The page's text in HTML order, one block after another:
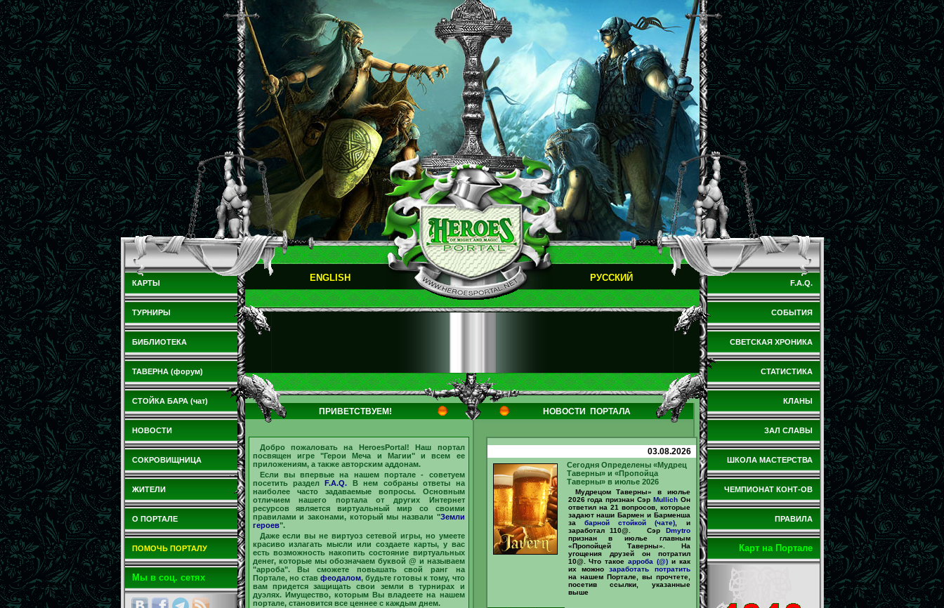
КАРТЫ
ТУРНИРЫ
БИБЛИОТЕКА
ТАВЕРНА (форум)
СТОЙКА БАРА (чат)
НОВОСТИ
СОКРОВИЩНИЦА
ЖИТЕЛИ
О ПОРТАЛЕ
ПОМОЧЬ ПОРТАЛУ
Мы в соц. сетях
ENGLISH РУССКИЙ
ПРИВЕТСТВУЕМ! НОВОСТИ ПОРТАЛА
Добро пожаловать на HeroesPortal! Наш портал
посвящен игре "Герои Меча и Магии" и всем ее
приложениям, а также авторским аддонам.
Если вы впервые на нашем портале - советуем
посетить разделF.A.Q. В нем собраны ответы на
наиболее часто задаваемые вопросы. Основным
отличием нашего портала от других Интернет
ресурсов является виртуальный мир со своими
правилами и законами, который мы назвали "Земли
героев".
Даже если вы не виртуоз сетевой игры, но умеете
красиво излагать мысли или создаете карты, у вас
есть возможность накопить состояние виртуальных
денег, которые мы обозначаем буквой @ и называем
"арроба". Вы сможете повышать свой ранг на
Портале, но став феодалом, будьте готовы к тому, что
вам придется защищать свои земли в турнирах и
дуэлях. Имущество, которым Вы владеете на нашем
портале, становится все ценнее с каждым днем.
03.08.2026
Сегодня Определены «Мудрец
Таверны» и «Пропойца
Таверны» в июлье 2026
Мудрецом Таверны» в июлье
2026 года признан Сэр MullichОн
ответил на 21 вопросов, которые
задают наши Бармен и Барменша
за барной стойкой (чате) , и
заработал 110@. Сэр Dmytro
признан в июлье главным
«Пропойцей Таверны». На
угощения друзей он потратил
10@. Что такое арроба (@)и как
их можнозаработать
потратить
на нашем Портале, вы прочтете,
посетив ссылки, указанные
выше
F.A.Q.
СОБЫТИЯ
СВЕТСКАЯ ХРОНИКА
СТАТИСТИКА
КЛАНЫ
ЗАЛ СЛАВЫ
ШКОЛА МАСТЕРСТВА
ЧЕМПИОНАТ КОНТ-ОВ
ПРАВИЛА
Карт на Портале